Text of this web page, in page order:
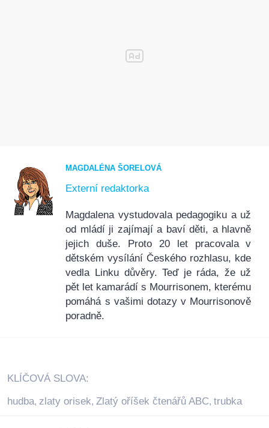
MAGDALÉNA ŠORELOVÁ
Externí redaktorka
Magdalena vystudovala pedagogiku a už
od mládí ji zajímají a baví děti, a hlavně
jejich duše. Proto 20 let pracovala v
dětském vysílání Českého rozhlasu, kde
vedla Linku důvěry. Teď je ráda, že už
pět let kamarádí s Mourrisonem, kterému
pomáhá s vašimi dotazy v Mourrisonově
poradně.
KLÍČOVÁ SLOVA:
hudba, zlaty orisek, Zlatý oříšek čtenářů ABC, trubka